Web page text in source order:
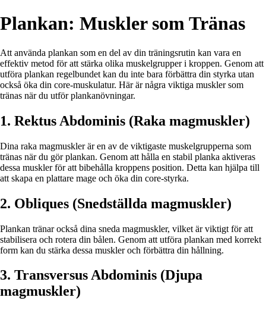
Plankan: Muskler som Tränas
Att använda plankan som en del av din träningsrutin kan vara en
effektiv metod för att stärka olika muskelgrupper i kroppen. Genom att
utföra plankan regelbundet kan du inte bara förbättra din styrka utan
också öka din core-muskulatur. Här är några viktiga muskler som
tränas när du utför plankanövningar.
1. Rektus Abdominis (Raka magmuskler)
Dina raka magmuskler är en av de viktigaste muskelgrupperna som
tränas när du gör plankan. Genom att hålla en stabil planka aktiveras
dessa muskler för att bibehålla kroppens position. Detta kan hjälpa till
att skapa en plattare mage och öka din core-styrka.
2. Obliques (Snedställda magmuskler)
Plankan tränar också dina sneda magmuskler, vilket är viktigt för att
stabilisera och rotera din bålen. Genom att utföra plankan med korrekt
form kan du stärka dessa muskler och förbättra din hållning.
3. Transversus Abdominis (Djupa
magmuskler)